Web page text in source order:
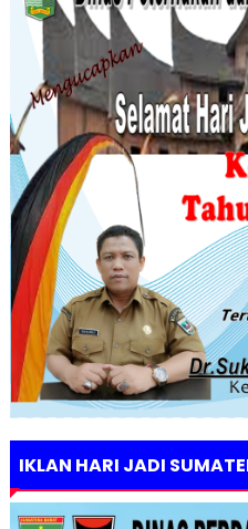
IKLAN HARI JADI